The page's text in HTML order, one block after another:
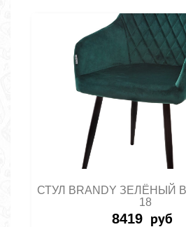
СТУЛ BRANDY ЗЕЛЁНЫЙ
18
8419 руб